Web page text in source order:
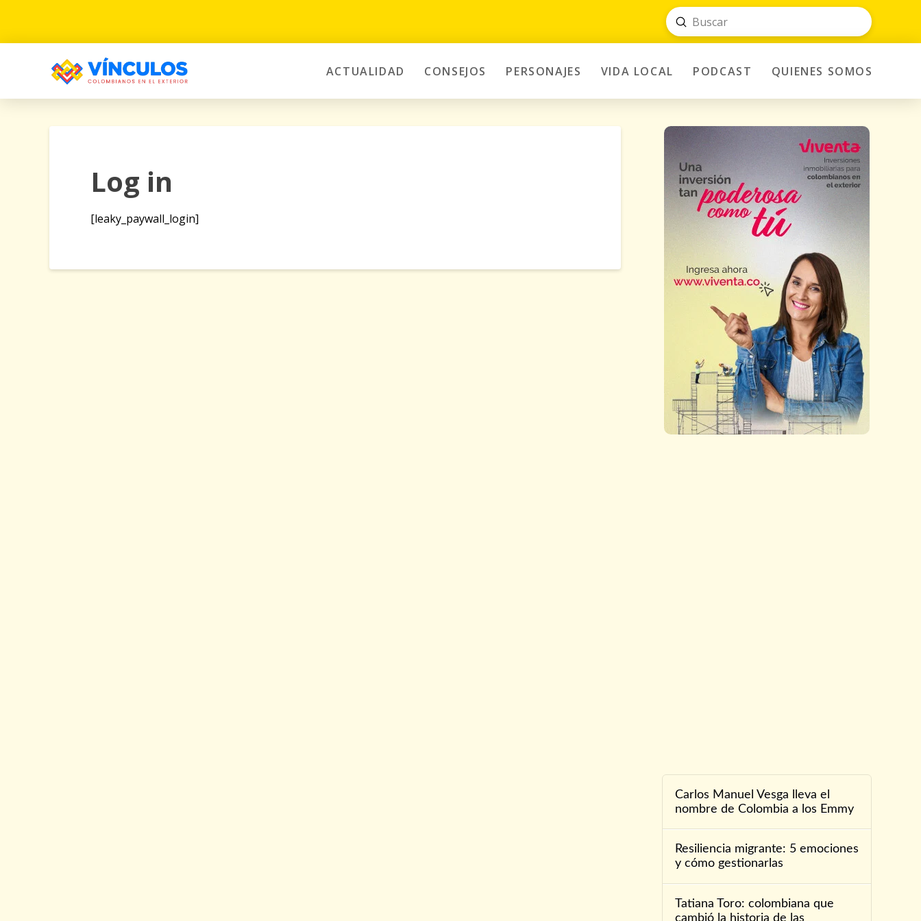
Search
Submit
ACTUALIDAD CONSEJOS PERSONAJES VIDA LOCAL PODCAST QUIENES SOMOS
Log in
[leaky_paywall_login]
Carlos Manuel Vesga lleva el
nombre de Colombia a los Emmy
Resiliencia migrante: 5 emociones
y cómo gestionarlas
Tatiana Toro: colombiana que
cambió la historia de las